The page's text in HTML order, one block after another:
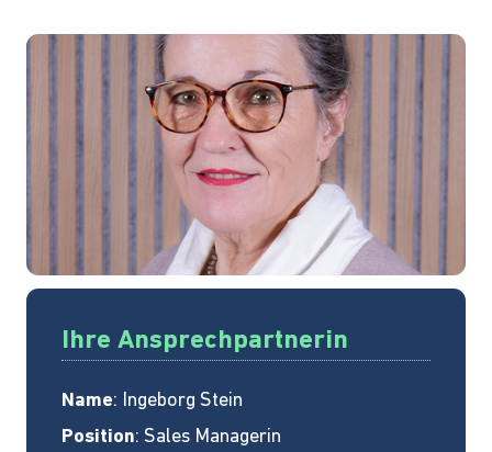
Ihre Ansprechpartnerin
Name: Ingeborg Stein
Position: Sales Managerin